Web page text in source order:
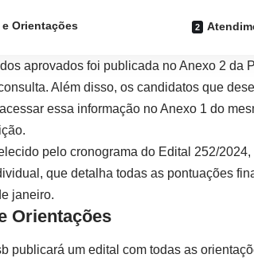
Orientações
aprovados foi publicada no Anexo 2 da
Além disso, os candidatos que
essa informação no Anexo 1 do
pelo cronograma do Edital 252/
que detalha todas as pontuações
janeiro.
Orientações
publicará um edital com todas as